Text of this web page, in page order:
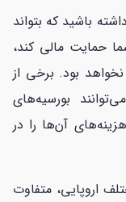
باشید که بتواند
حمایت مالی کند،
بود. برخی از
بورسیه‌های
آن‌ها را در
اروپایی، متفاوت